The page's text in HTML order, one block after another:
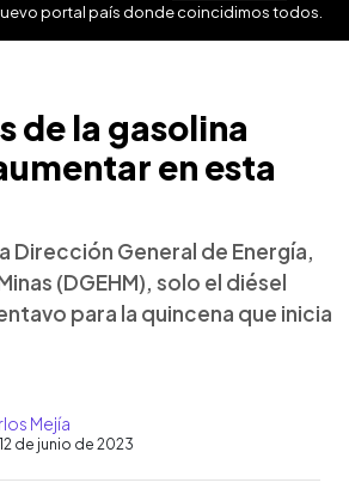
portal país donde coincidimos todos.
de la gasolina
en esta
Dirección General de Energía,
(DGEHM), solo el diésel
para la quincena que inicia
Mejía
de junio de 2023